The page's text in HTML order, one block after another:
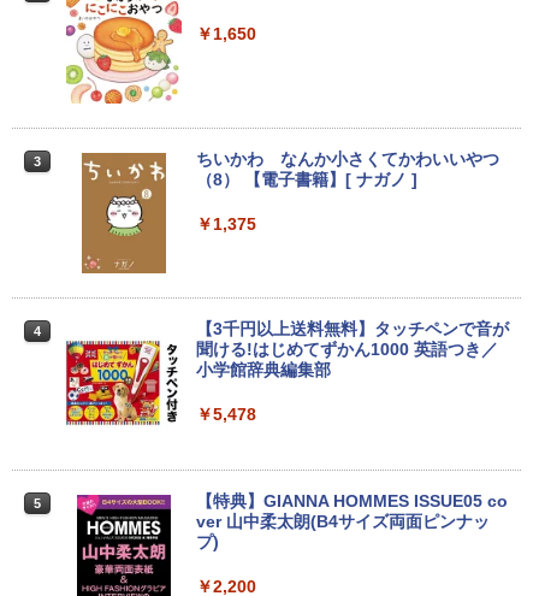
Core i5/メモリ:4GB/8GB/16GB/SSD:12
8GB/256GB/512GB/1TB/Wi-fi/15.6型/Of
fice/HDMI/USB3.0/中古PC 中古ノートパ
ソコン/Windows11/Windows10
3
【★最大100%ポイント】【第4世代 Cor
ei7】富士通 LIFEBOOK/Core i7/メモリ:
8GB/16GB/SSD:256GB/512GB/1TB/15.
パソコン/中古ノートパソコン/中古ノート
PC/Windows11
￥24,999
ソコン 中古パソコン 中古 Office付き バ
ニター 非光沢 スピーカー内蔵 HDR/Free
sync/VESA cocopar HG-238
型/1920×1080/3辺フレームレス]
￥12,280
イ100Hz FHD 1080P VGA ブルーライト
軽減 フリッカーフリー VESA対応 フレー
ムレス HDMI1.4／DP／VGAコントラス
料無料】pcモニター (ケーブル付）
￥1,650
3
ちいかわ なんか小さくてかわいいやつ
（8） 【電子書籍】[ ナガノ ]
￥1,375
4
【3千円以上送料無料】タッチペンで音が
聞ける!はじめてずかん1000 英語つき／
小学館辞典編集部
￥5,478
5
【特典】GIANNA HOMMES ISSUE05 co
ver 山中柔太朗(B4サイズ両面ピンナッ
プ)
￥2,200